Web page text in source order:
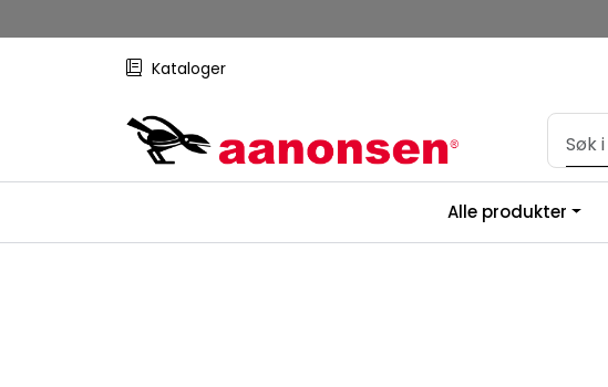
Kataloger
Alle produkter